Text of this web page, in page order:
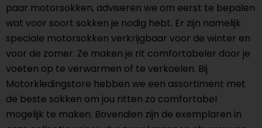
paar motorsokken, adviseren we om eerst te bepalen
wat voor soort sokken je nodig hebt. Er zijn namelijk
speciale motorsokken verkrijgbaar voor de winter en
voor de zomer. Ze maken je rit comfortabeler door je
voeten op te verwarmen of te verkoelen. Bij
Motorkledingstore hebben we een assortiment met
de beste sokken om jou ritten zo comfortabel
mogelijk te maken. Bovendien zijn de exemplaren in